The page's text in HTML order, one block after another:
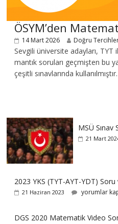
ÖSYM’den
14 Mart 2026 Doğru
Sevgili üniversite adayları, TYT
mantık soruları geçmişten bu
çeşitli sınavlarında
MSÜ Sınav
21 Mart
2023 YKS (TYT-AYT-YDT) Soru
21 Haziran 2023 yorumlar
DGS 2020 Matematik Video